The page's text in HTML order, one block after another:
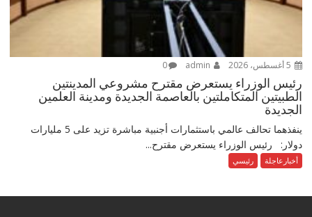
0
رئيس الوزراء يستعرض مقترح مشروعي المدينتين
الطبيتين المتكاملتين بالعاصمة الجديدة ومدينة العلمين
الجديدة
ينفذهما تحالف عالمي باستثمارات أجنبية مباشرة تزيد على 5 مليارات
دولار: رئيس الوزراء يستعرض مقترح...
أخبارعاجلة رئيسي